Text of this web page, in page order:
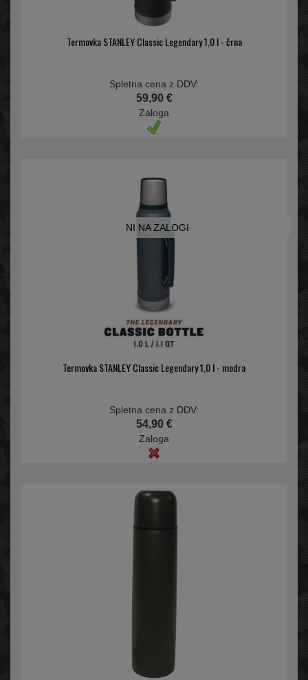
Termovka STANLEY Classic Legendary 1,0 l - črna
Spletna cena z DDV:
59,90 €
Zaloga
NI NA ZALOGI
Termovka STANLEY Classic Legendary 1,0 l - modra
Spletna cena z DDV:
54,90 €
Zaloga